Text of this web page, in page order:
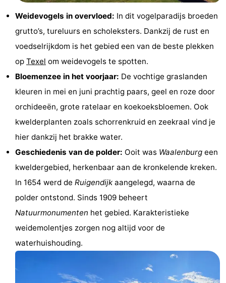
Holland
Land
Zeezicht
-
Strandplevier
Bed
breakfasts)
Hotels
-
Eibernest
Park
Texel
Buytenveldt
De
Weidevogels in overvloed: In dit vogelparadijs broeden
grutto’s, tureluurs en scholeksters. Dankzij de rust en
voedselrijkdom is het gebied een van de beste plekken
op Texel om weidevogels te spotten.
Bloemenzee in het voorjaar: De vochtige graslanden
kleuren in mei en juni prachtig paars, geel en roze door
orchideeën, grote ratelaar en koekoeksbloemen. Ook
kwelderplanten zoals schorrenkruid en zeekraal vind je
hier dankzij het brakke water.
Geschiedenis van de polder: Ooit was Waalenburg een
kweldergebied, herkenbaar aan de kronkelende kreken.
In 1654 werd de Ruigendijk aangelegd, waarna de
polder ontstond. Sinds 1909 beheert
Natuurmonumenten het gebied. Karakteristieke
weidemolentjes zorgen nog altijd voor de
waterhuishouding.